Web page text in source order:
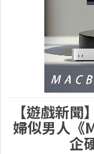
【遊戲新
婦似男人《
企